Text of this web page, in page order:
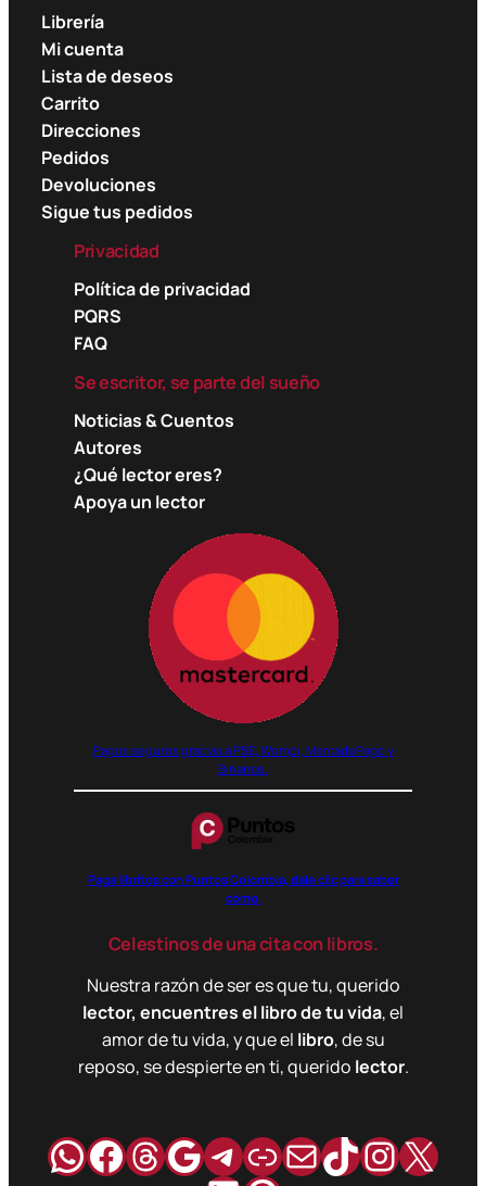
Librería
Mi cuenta
Lista de deseos
Carrito
Direcciones
Pedidos
Devoluciones
Sigue tus pedidos
Privacidad
Política de privacidad
PQRS
FAQ
Se escritor, se parte del sueño
Noticias & Cuentos
Autores
¿Qué lector eres?
Apoya un lector
Pagos seguros gracias a PSE, Wompi, MercadoPago y
Binance.
Paga libritos con Puntos Colombia, dale clic para saber
cómo.
Celestinos de una cita con libros.
Nuestra razón de ser es que tu, querido
lector, encuentres el libro de tu vida, el
amor de tu vida, y que el libro, de su
reposo, se despierte en ti, querido lector.
WhatsApp
Facebook
Hilos
Google
Telegram
Enlace
Correo
TikTok
X